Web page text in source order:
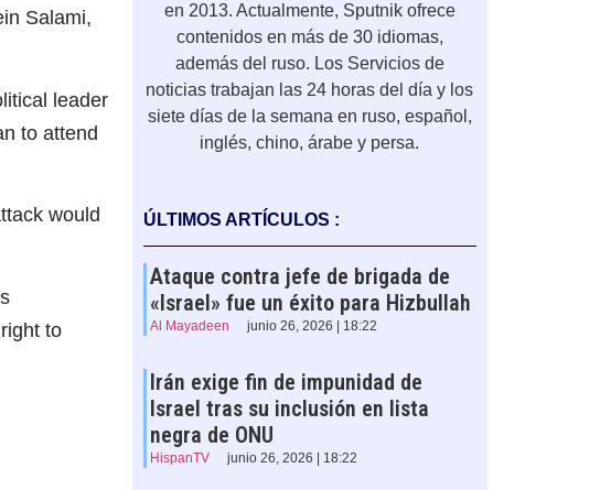
Salami,
leader
to attend
would
to
en 2013. Actualmente, Sputnik ofrece
contenidos en más de 30 idiomas,
además del ruso. Los Servicios de
noticias trabajan las 24 horas del día y los
siete días de la semana en ruso, español,
inglés, chino, árabe y persa.
ÚLTIMOS ARTÍCULOS :
Ataque contra jefe de brigada de
«Israel» fue un éxito para Hizbullah
Al Mayadeen junio 26, 2026 | 18:22
Irán exige fin de impunidad de
Israel tras su inclusión en lista
negra de ONU
HispanTV junio 26, 2026 | 18:22